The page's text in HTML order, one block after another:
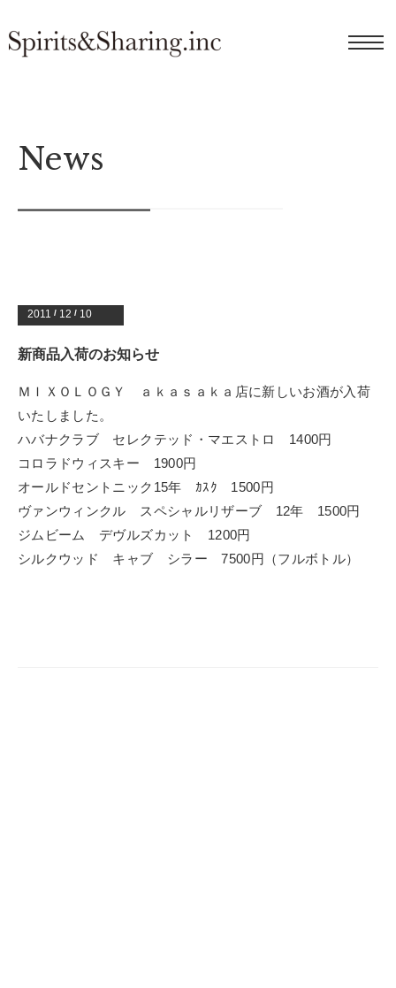
2011 / 12 / 10
新商品入荷のお知らせ
ＭＩＸＯＬＯＧＹ ａｋａｓａｋａ店に新しいお酒が入荷
いたしました。
ハバナクラブ セレクテッド・マエストロ 1400円
コロラドウィスキー 1900円
オールドセントニック15年 ｶｽｸ 1500円
ヴァンウィンクル スペシャルリザーブ 12年 1500円
ジムビーム デヴルズカット 1200円
シルクウッド キャブ シラー 7500円（フルボトル）
News